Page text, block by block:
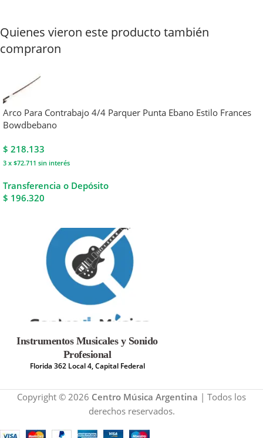
Quienes vieron este producto también
compraron
Arco Para Contrabajo 4/4 Parquer Punta Ebano Estilo Frances
Bowdbebano
$ 218.133
3 x $72.711 sin interés
Transferencia o Depósito
$ 196.320
Instrumentos Musicales y Sonido
Profesional
Florida 362 Local 4, Capital Federal
Copyright © 2026 Centro Música Argentina | Todos los
derechos reservados.